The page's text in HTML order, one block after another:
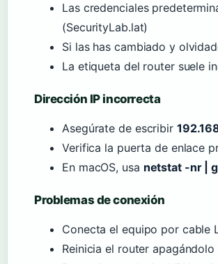
Las credenciales
(SecurityLab.lat)
Si las has cambiado y
La etiqueta del router suele
Dirección IP incorrecta
Asegúrate de escribir
Verifica la puerta de enlace
En macOS, usa netstat -nr |
Problemas de conexión
Conecta el equipo por cable
Reinicia el router